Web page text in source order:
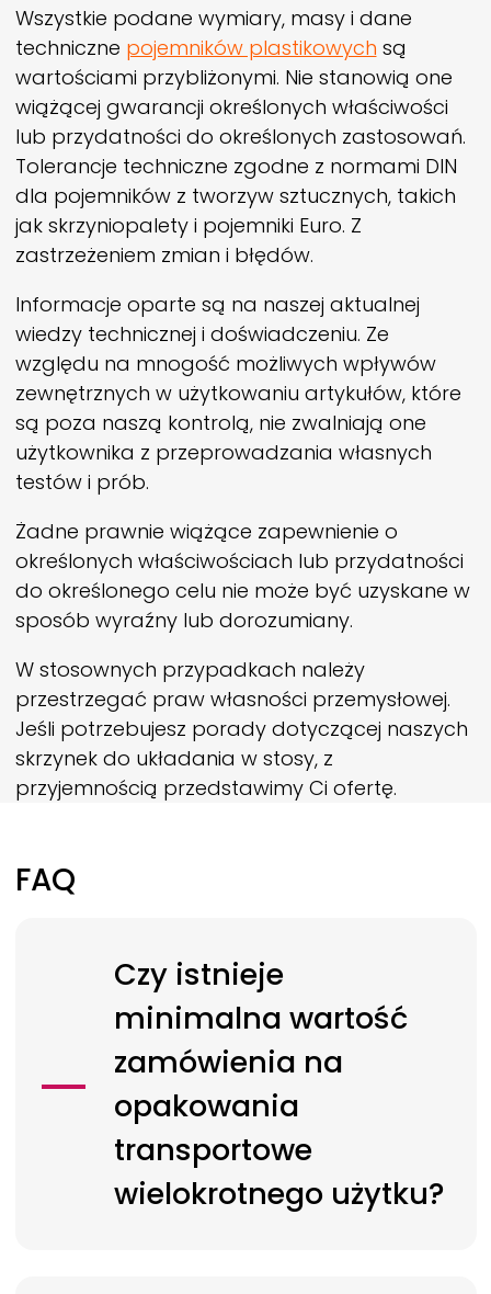
Wszystkie podane wymiary, masy i dane
techniczne pojemników plastikowych są
wartościami przybliżonymi. Nie stanowią one
wiążącej gwarancji określonych właściwości
lub przydatności do określonych zastosowań.
Tolerancje techniczne zgodne z normami DIN
dla pojemników z tworzyw sztucznych, takich
jak skrzyniopalety i pojemniki Euro. Z
zastrzeżeniem zmian i błędów.
Informacje oparte są na naszej aktualnej
wiedzy technicznej i doświadczeniu. Ze
względu na mnogość możliwych wpływów
zewnętrznych w użytkowaniu artykułów, które
są poza naszą kontrolą, nie zwalniają one
użytkownika z przeprowadzania własnych
testów i prób.
Żadne prawnie wiążące zapewnienie o
określonych właściwościach lub przydatności
do określonego celu nie może być uzyskane w
sposób wyraźny lub dorozumiany.
W stosownych przypadkach należy
przestrzegać praw własności przemysłowej.
Jeśli potrzebujesz porady dotyczącej naszych
skrzynek do układania w stosy, z
przyjemnością przedstawimy Ci ofertę.
FAQ
Czy istnieje
minimalna wartość
zamówienia na
opakowania
transportowe
wielokrotnego użytku?